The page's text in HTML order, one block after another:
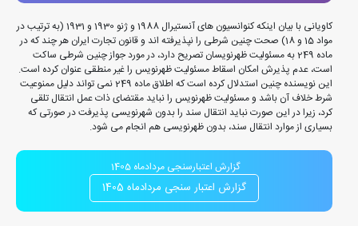
کاویانی با بیان اینکه کنوانسیون های آنستیرال 1988 و ژنو 1930 و 1931 (به ترتیب در
مواد 15 و 18) صحت چنین شرطی را نپذیرفته اند و قانون تجارت ایران هر چند که در
ماده 249 به مسئولیت ظهرنویسان تصریح دارد، در مورد جواز چنین شرطی ساکت
است، عدم پذیرش امکان اسقاط مسئولیت ظهرنویس را غیر منطقی عنوان کرده است.
این نویسنده چنین استدلال کرده است که اطلاق ماده 249 نمی تواند دلیل ممنوعیت
شرط خلاف آن باشد و مسئولیت ظهرنویس را نباید مقتضای ذات عمل انتقال تلقی
کرد، زیرا در این صورت نباید انتقال سند را بدون شهرنویسی پذیرفت در صورتی که
بسیاری از موارد انتقال سند، بدون ظهرنویسی هم انجام می شود.
گزارش اعتبارسنجی مردادماه 1405
گزارش اعتبار سنجی مردادماه 1405